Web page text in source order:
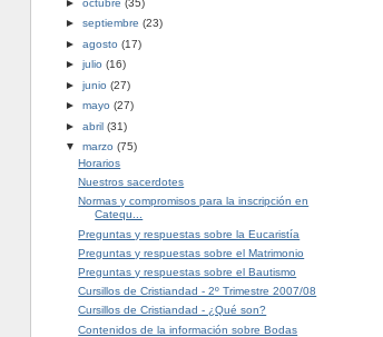
► octubre (35)
► septiembre (23)
► agosto (17)
► julio (16)
► junio (27)
► mayo (27)
► abril (31)
▼ marzo (75)
Horarios
Nuestros sacerdotes
Normas y compromisos para la inscripción en
Catequ...
Preguntas y respuestas sobre la Eucaristía
Preguntas y respuestas sobre el Matrimonio
Preguntas y respuestas sobre el Bautismo
Cursillos de Cristiandad - 2º Trimestre 2007/08
Cursillos de Cristiandad - ¿Qué son?
Contenidos de la información sobre Bodas